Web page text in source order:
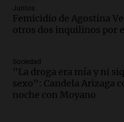
Panorama Federal
Episodios
Audio.Los Tekis
carnaval el estudio de
Juntos
Episodios
Audio. La Expo La
Juntos
Femicidio de Agostina
otros dos inquilinos por
Sociedad
"La droga era mía y ni
sexo": Candela Arizaga
noche con Moyano